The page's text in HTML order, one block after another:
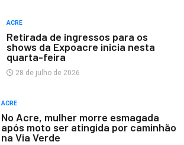
ACRE
Retirada de ingressos para os
shows da Expoacre inicia nesta
quarta-feira
28 de julho de 2026
ACRE
No Acre, mulher morre esmagada
após moto ser atingida por caminhão
na Via Verde